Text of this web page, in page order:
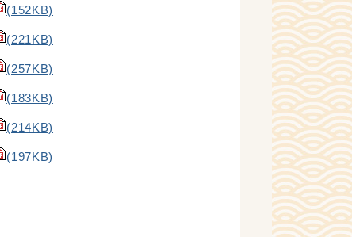
(152KB)
(221KB)
(257KB)
(183KB)
(214KB)
(197KB)